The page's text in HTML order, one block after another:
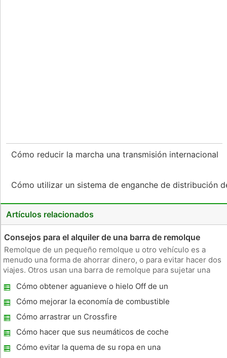
Cómo reducir la marcha una transmisión internacional
Cómo utilizar un sistema de enganche de distribución
Artículos relacionados
Consejos para el alquiler de una barra de remolque
Remolque de un pequeño remolque u otro vehículo es a
menudo una forma de ahorrar dinero, o para evitar hacer dos
viajes. Otros usan una barra de remolque para sujetar una
y otras actividades al aire libre. Una alternativa a la compra de
un
Cómo obtener aguanieve o hielo Off de un
coche
Cómo mejorar la economía de combustible
en un Jeep Wrangler
Cómo arrastrar un Crossfire
Cómo hacer que sus neumáticos de coche
spin
Cómo evitar la quema de su ropa en una